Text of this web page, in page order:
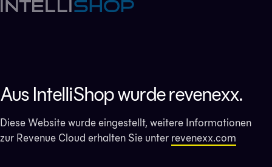
Aus IntelliShop wurde revenexx.
Diese Website wurde eingestellt, weitere Informationen
zur Revenue Cloud erhalten Sie unter revenexx.com